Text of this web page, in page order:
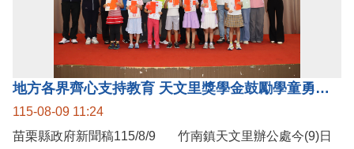
地方各界齊心支持教育 天文里獎學金鼓勵學童勇敢追夢
115-08-09 11:24
苗栗縣政府新聞稿115/8/9 竹南鎮天文里辦公處今(9)日